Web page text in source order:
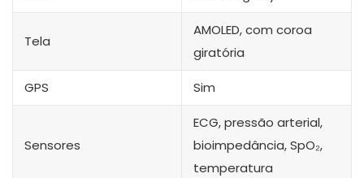
Tela
AMOLED, com coroa
giratória
GPS Sim
Sensores
ECG, pressão arterial,
bioimpedância, SpO₂,
temperatura